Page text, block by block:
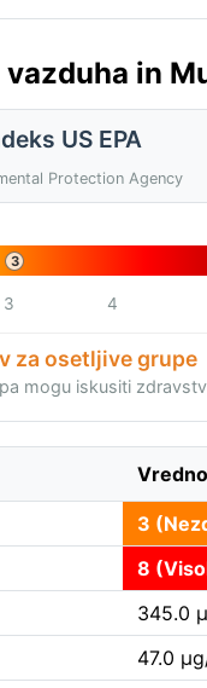
in
US EPA
Protection Agency
3
3 4
za osetljive grupe
mogu iskusiti
3
8
345.0
47.0